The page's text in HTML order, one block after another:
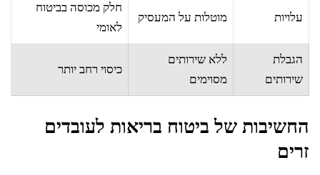
עלויות מוטלות על המעסיק
חלק מכוסה בביטוח
לאומי
הגבלת
שירותים
ללא שירותים
מסוימים
כיסוי רחב יותר
החשיבות של ביטוח בריאות לעובדים
זרים